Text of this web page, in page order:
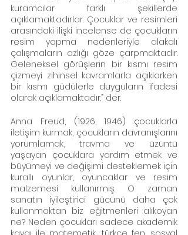
kuramcılar farklı şekillerde
açıklamaktadırlar. Çocuklar ve resimleri
arasındaki ilişki incelense de çocukların
resim yapma nedenleriyle alakalı
çalışmaların azlığı göze çarpmaktadır.
Geleneksel görüşlerin bir kısmı resim
çizmeyi zihinsel kavramlarla açıklarken
bir kısmı güdülerle duyguların ifadesi
olarak açıklamaktadır.” der.
Anna Freud, (1926, 1946) çocuklarla
iletişim kurmak, çocukların davranışlarını
yorumlamak, travma ve üzüntü
yaşayan çocuklara yardım etmek ve
büyümeyi ve değişimi desteklemek için
kurallı oyunlar, oyuncaklar ve resim
malzemesi kullanırmış. O zaman
sanatın iyileştirici gücünü daha çok
kullanmaktan biz eğitmenleri alıkoyan
ne? Neden çocukları sadece akademik